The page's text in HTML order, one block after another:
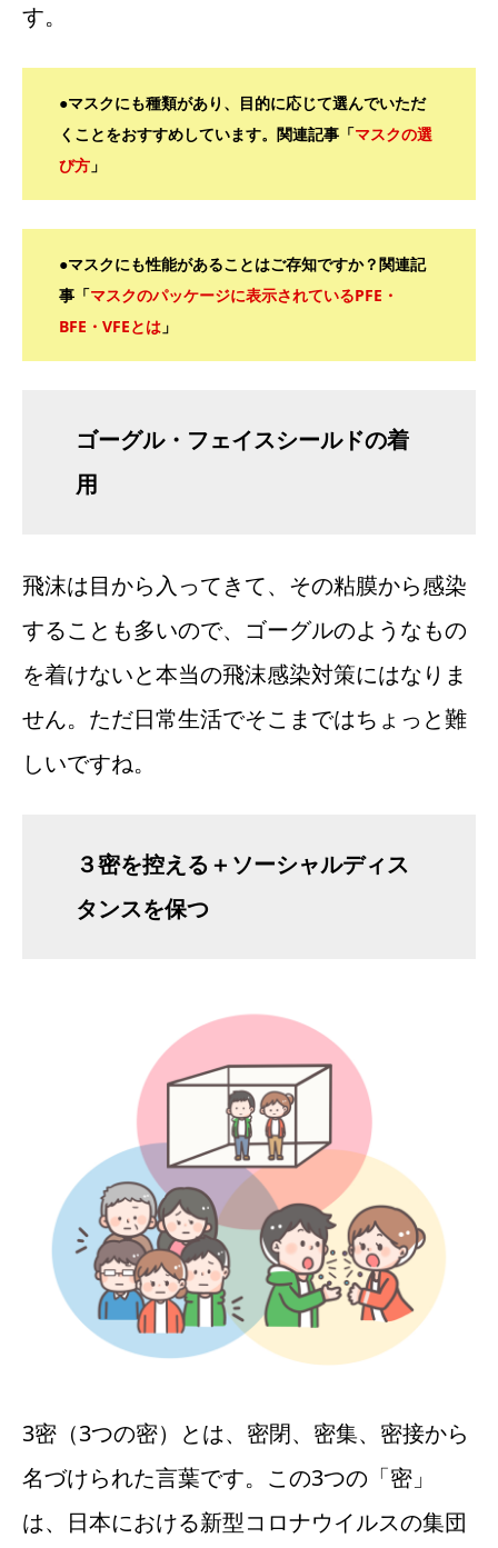
す。
●マスクにも種類があり、目的に応じて選んでいただ
くことをおすすめしています。関連記事「マスクの選
び方 」
●マスクにも性能があることはご存知ですか？関連記
事「マスクのパッケージに表示されているPFE・
BFE・VFEとは 」
ゴーグル・フェイスシールドの着
用
飛沫は目から入ってきて、その粘膜から感染
することも多いので、ゴーグルのようなもの
を着けないと本当の飛沫感染対策にはなりま
せん。ただ日常生活でそこまではちょっと難
しいですね。
３密を控える＋ソーシャルディス
タンスを保つ
3密（3つの密）とは、密閉、密集、密接から
名づけられた言葉です。この3つの「密」
は、日本における新型コロナウイルスの集団